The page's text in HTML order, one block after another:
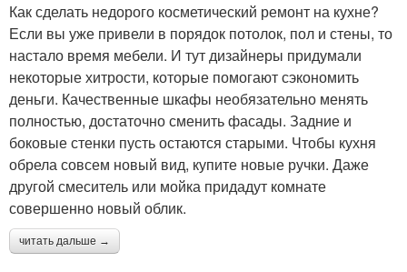
Как сделать недорого косметический ремонт на кухне?
Если вы уже привели в порядок потолок, пол и стены, то
настало время мебели. И тут дизайнеры придумали
некоторые хитрости, которые помогают сэкономить
деньги. Качественные шкафы необязательно менять
полностью, достаточно сменить фасады. Задние и
боковые стенки пусть остаются старыми. Чтобы кухня
обрела совсем новый вид, купите новые ручки. Даже
другой смеситель или мойка придадут комнате
совершенно новый облик.
читать дальше →